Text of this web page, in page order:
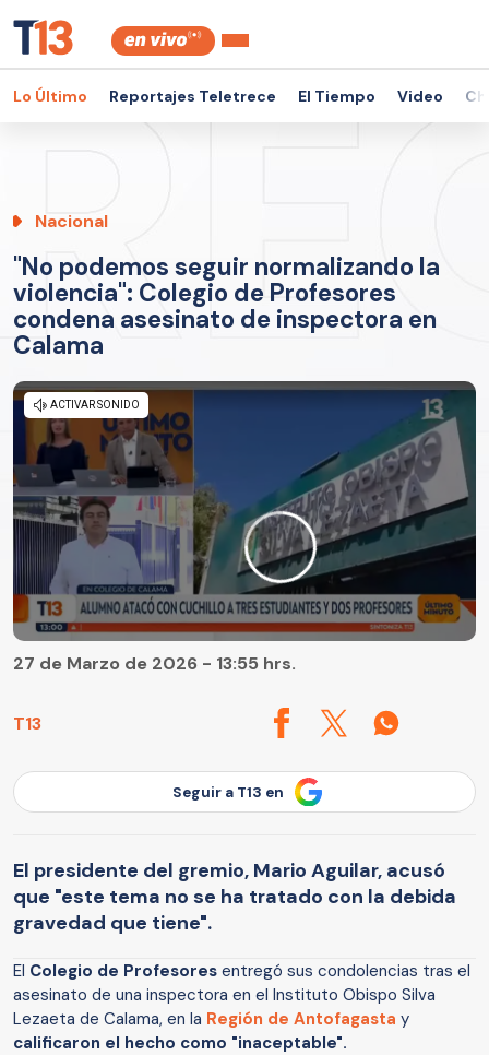
Lo Último Reportajes Teletrece El Tiempo Video
Nacional
"No podemos seguir normalizando la
violencia": Colegio de Profesores
condena asesinato de inspectora en
Calama
T13
27 de Marzo de 2026 - 13:55 hrs.
Seguir a T13 en
El presidente del gremio, Mario Aguilar, acusó
que "este tema no se ha tratado con la debida
gravedad que tiene".
El Colegio de Profesores entregó sus condolencias tras el
asesinato de una inspectora en el Instituto Obispo Silva
Lezaeta de Calama, en la Región de Antofagasta y
calificaron el hecho como "inaceptable".